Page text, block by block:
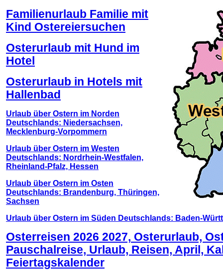
Familienurlaub Familie mit
Kind Ostereiersuchen
Osterurlaub mit Hund im
Hotel
Osterurlaub in Hotels mit
Hallenbad
Urlaub über Ostern im Norden
Deutschlands: Niedersachsen,
Mecklenburg-Vorpommern
Urlaub über Ostern im Westen
Deutschlands: Nordrhein-Westfalen,
Rheinland-Pfalz, Hessen
Urlaub über Ostern im Osten
Deutschlands: Brandenburg, Thüringen,
Sachsen
Urlaub über Ostern im Süden Deutschlands: Baden-
Osterreisen 2026 2027, Osterurlaub,
Pauschalreise, Urlaub, Reisen, April,
Feiertagskalender